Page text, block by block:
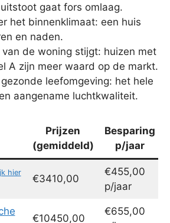
gaat fors omlaag.
het binnenklimaat: een huis
en naden.
de woning stijgt: huizen met
A zijn meer waard op de markt.
leefomgeving: het hele
aangename luchtkwaliteit.
Prijzen
(gemiddeld)
Besparing
p/jaar
hier
€3410,00
€455,00
p/jaar
€10450,00
€655,00